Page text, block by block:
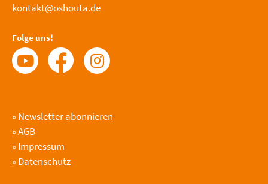
kontakt@oshouta.de
Folge uns!
»Newsletter abonnieren
»AGB
»Impressum
»Datenschutz